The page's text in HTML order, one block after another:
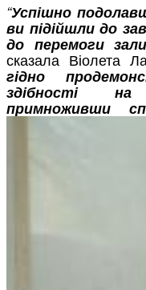
“Успішно
ви підійшли до
до перемоги
сказала Віолета
гідно
здібності на
примноживши